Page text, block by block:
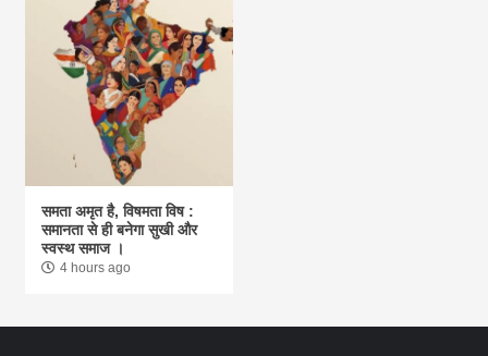
समता अमृत है, विषमता विष :
समानता से ही बनेगा सुखी और
स्वस्थ समाज ।
4 hours ago